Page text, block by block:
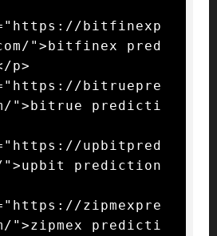
bitfinexp
">bitfinex pred
p>
bitruepre
">bitrue predicti
upbitpred
">upbit prediction
zipmexpre
">zipmex predicti